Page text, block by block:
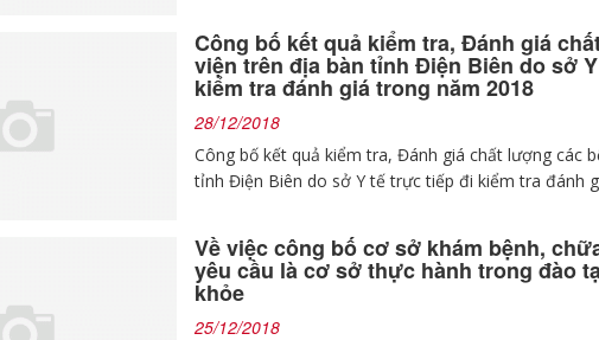
Công bố kết quả kiểm tra, Đánh giá
viện trên địa bàn tỉnh Điện Biên do sở
kiểm tra đánh giá trong năm 2018
28/12/2018
Công bố kết quả kiểm tra, Đánh giá chất lượng các
tỉnh Điện Biên do sở Y tế trực tiếp đi kiểm tra đánh
Về việc công bố cơ sở khám bệnh,
yêu cầu là cơ sở thực hành trong đào
khỏe
25/12/2018